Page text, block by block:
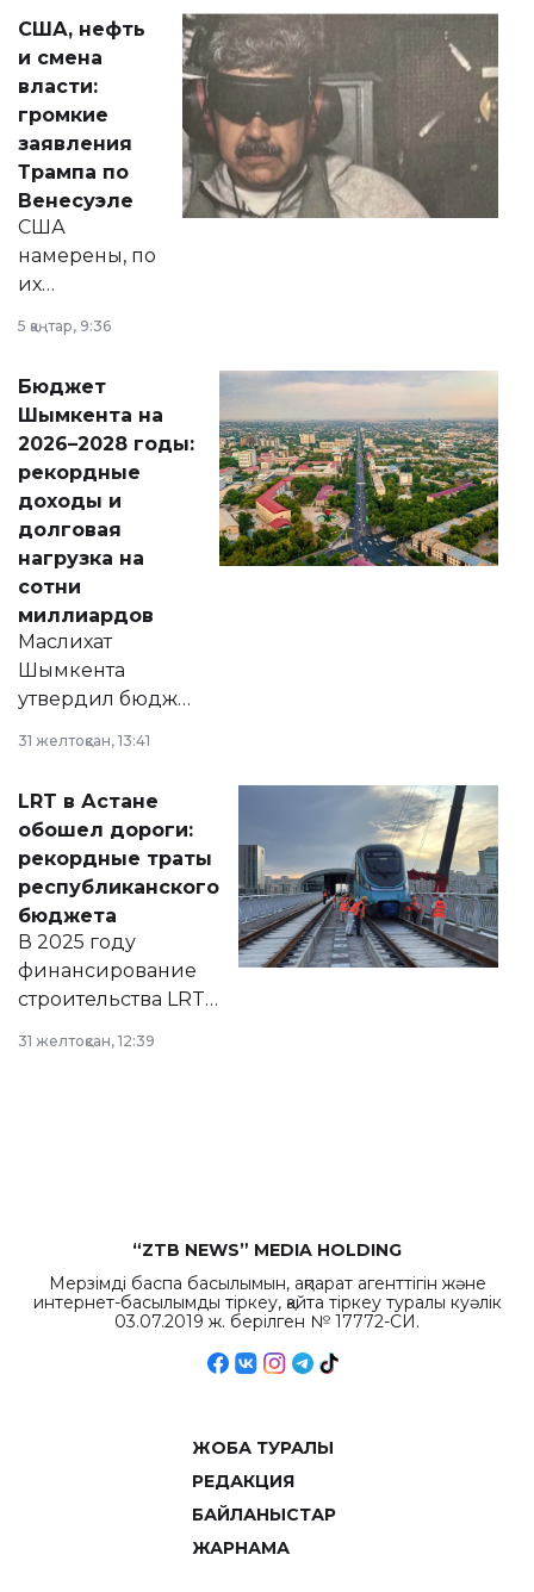
актуальных тем —
от слухов о
политических
реформах до
вопросов армии,
экономики и
личного здоровья.
США, нефть
и смена
власти:
громкие
заявления
Трампа по
Венесуэле
США
намерены, по
их
принести
народу
Венесуэлы.
5 қаңтар, 9:36
Бюджет
Шымкента на
2026–2028 годы:
рекордные
доходы и
долговая
нагрузка на
сотни
миллиардов
Маслихат
Шымкента
утвердил бюджет
2028 годы.
документ
появился в базе
нормативных
правовых актов и
на сайте маслихат
города.
31 желтоқсан, 13:41
LRT в Астане
обошел дороги:
рекордные траты
республиканского
бюджета
В 2025 году
финансирование
строительства LRT
республиканского
31 желтоқсан, 12:39
“ZTB NEWS” MEDIA HOLDING
Мерзімді баспа басылымын, ақпарат агенттігін және
интернет-басылымды тіркеу, қайта тіркеу туралы куәлік
03.07.2019 ж. берілген № 17772-СИ.
ЖОБА ТУРАЛЫ
РЕДАКЦИЯ
БАЙЛАНЫСТАР
ЖАРНАМА